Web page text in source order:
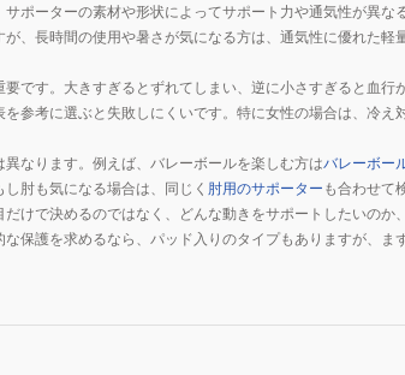
ポーターの素材や形状によってサポート力や通気性が異
、長時間の使用や暑さが気になる方は、通気性に優れた軽
です。大きすぎるとずれてしまい、逆に小さすぎると血
参考に選ぶと失敗しにくいです。特に女性の場合は、冷
なります。例えば、バレーボールを楽しむ方はバレーボー
肘も気になる場合は、同じく 肘用のサポーター も合わせて
けで決めるのではなく、どんな動きをサポートしたいの
保護を求めるなら、パッド入りのタイプもありますが、